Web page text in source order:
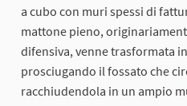
a cubo con muri spessi di
mattone pieno,
difensiva, venne trasformata
prosciugando il fossato che
racchiudendola in un ampio